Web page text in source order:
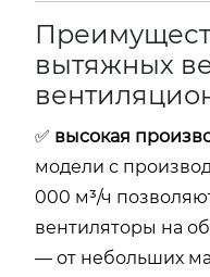
вытяжных
✅ высокая
модели с
000 м³/ч
вентиляторы на
— от небольших